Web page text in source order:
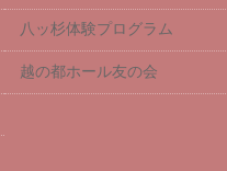
八ッ杉体験プログラム
越の都ホール友の会